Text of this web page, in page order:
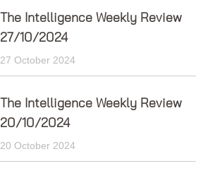
The Intelligence Weekly Review
27/10/2024
27 October 2024
The Intelligence Weekly Review
20/10/2024
20 October 2024